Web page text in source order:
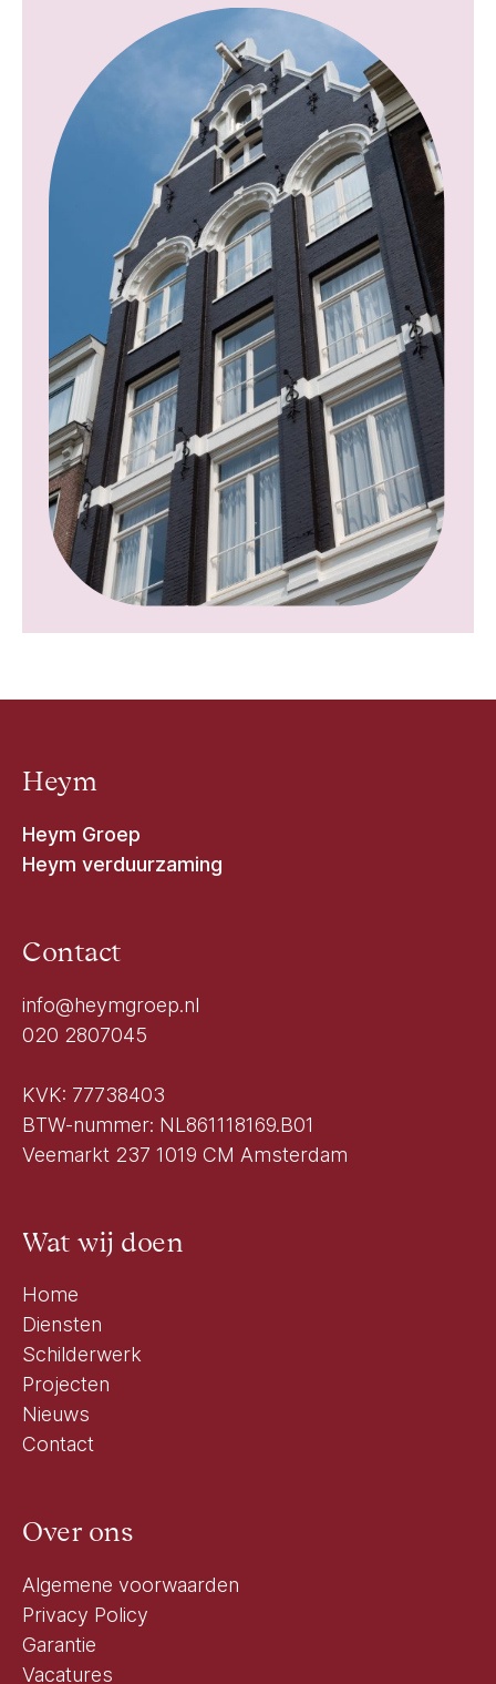
Heym
Heym Groep
Heym verduurzaming
Contact
info@heymgroep.nl
020 2807045
KVK: 77738403
BTW-nummer: NL861118169.B01
Veemarkt 237 1019 CM Amsterdam
Wat wij doen
Home
Diensten
Schilderwerk
Projecten
Nieuws
Contact
Over ons
Algemene voorwaarden
Privacy Policy
Garantie
Vacatures